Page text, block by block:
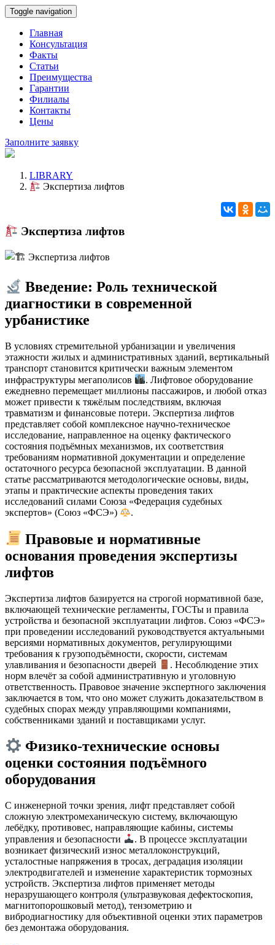
Toggle navigation
Главная
Консультация
Факты
Статьи
Преимущества
Гарантии
Филиалы
Контакты
Цены
Заполните заявку
LIBRARY
Экспертиза лифтов
Экспертиза лифтов
Введение: Роль технической
диагностики в современной
урбанистике
В условиях стремительной урбанизации и увеличения
этажности жилых и административных зданий, вертикальный
транспорт становится критически важным элементом
инфраструктуры мегаполисов
. Лифтовое оборудование
ежедневно перемещает миллионы пассажиров, и любой отказ
может привести к тяжёлым последствиям, включая
травматизм и финансовые потери. Экспертиза лифтов
представляет собой комплексное научно-техническое
исследование, направленное на оценку фактического
состояния подъёмных механизмов, их соответствия
требованиям нормативной документации и определение
остаточного ресурса безопасной эксплуатации. В данной
статье рассматриваются методологические основы, виды,
этапы и практические аспекты проведения таких
исследований силами Союза «Федерация судебных
экспертов» (Союз «ФСЭ»)
.
Правовые и нормативные
основания проведения экспертизы
лифтов
Экспертиза лифтов базируется на строгой нормативной базе,
включающей технические регламенты, ГОСТы и правила
устройства и безопасной эксплуатации лифтов. Союз «ФСЭ»
при проведении исследований руководствуется актуальными
версиями нормативных документов, регулирующими
требования к грузоподъёмности, скорости, системам
улавливания и безопасности дверей
. Несоблюдение этих
норм влечёт за собой административную и уголовную
ответственность. Правовое значение экспертного заключения
заключается в том, что оно может служить доказательством в
судебных спорах между управляющими компаниями,
собственниками зданий и поставщиками услуг.
Физико-технические основы
оценки состояния подъёмного
оборудования
С инженерной точки зрения, лифт представляет собой
сложную электромеханическую систему, включающую
лебёдку, противовес, направляющие кабины, системы
управления и безопасности
. В процессе эксплуатации
возникает физический износ металлоконструкций,
усталостные напряжения в тросах, деградация изоляции
электродвигателей и изменение характеристик тормозных
устройств. Экспертиза лифтов применяет методы
неразрушающего контроля (ультразвуковая дефектоскопия,
магнитопорошковый метод), тензометрию и
вибродиагностику для объективной оценки этих параметров
без демонтажа оборудования.